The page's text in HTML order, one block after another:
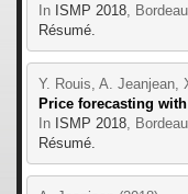
In ISMP 2018,
Résumé.
Y. Rouis, A. Jeanjean,
Price forecasting
In ISMP 2018,
Résumé.